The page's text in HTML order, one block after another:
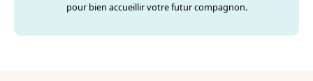
pour bien accueillir votre futur compagnon.